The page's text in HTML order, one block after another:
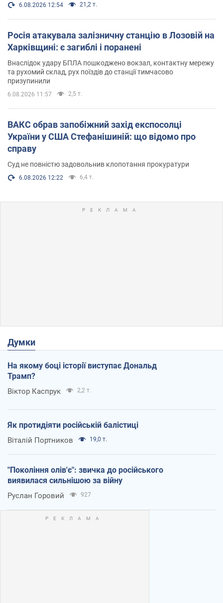
6.08.2026 12:54 21,2 т.
Росія атакувала залізничну станцію в Лозовій на
Харківщині: є загиблі і поранені
Внаслідок удару БПЛА пошкоджено вокзал, контактну мережу
та рухомий склад, рух поїздів до станції тимчасово
призупинили
6.08.2026 11:57 2,5 т.
ВАКС обрав запобіжний захід експосолці
України у США Стефанішиній: що відомо про
справу
Суд не повністю задовольнив клопотання прокуратури
6.08.2026 12:22 6,4 т.
Думки
На якому боці історії виступає Дональд
Трамп?
Віктор Каспрук 2,2 т.
Як протидіяти російській балістиці
Віталій Портников 19,0 т.
"Покоління олів'є": звичка до російського
виявилася сильнішою за війну
Руслан Горовий 927